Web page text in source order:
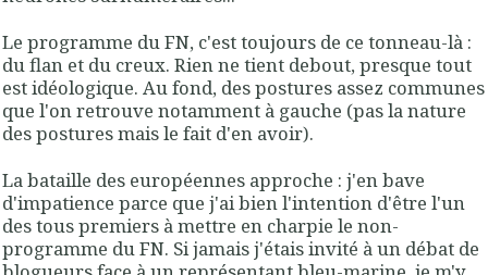
Le programme du FN, c'est toujours de ce tonneau-là :
du flan et du creux. Rien ne tient debout, presque tout
est idéologique. Au fond, des postures assez communes
que l'on retrouve notamment à gauche (pas la nature
des postures mais le fait d'en avoir).
La bataille des européennes approche : j'en bave
d'impatience parce que j'ai bien l'intention d'être l'un
des tous premiers à mettre en charpie le non-
programme du FN. Si jamais j'étais invité à un débat de